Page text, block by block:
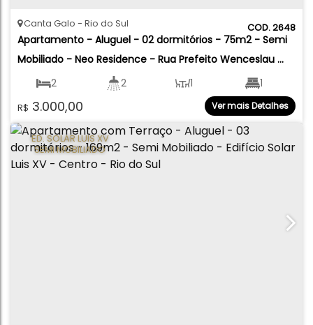
2648
Apartamento - Aluguel - 02 dormitórios - 75m2 - Semi
Mobiliado - Neo Residence - Rua Prefeito Wenceslau
Borini - Canta Galo - Rio do Sul
R$ 3.000,00
Canta Galo Rio do Sul
2 2 1 1
91.18m²
1 Ver mais Detalhes
ED. SOLAR LUIS XV
SEMI MOBILIADO